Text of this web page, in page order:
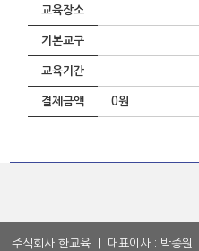
교육장소
기본교구
교육기간
결제금액 0원
주식회사 한교육 | 대표이사 : 박종원